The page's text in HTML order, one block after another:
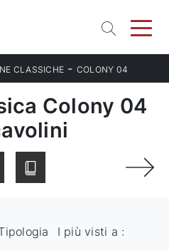
CLASSICHE - COLONY 04
Colony 04
I più visti a :